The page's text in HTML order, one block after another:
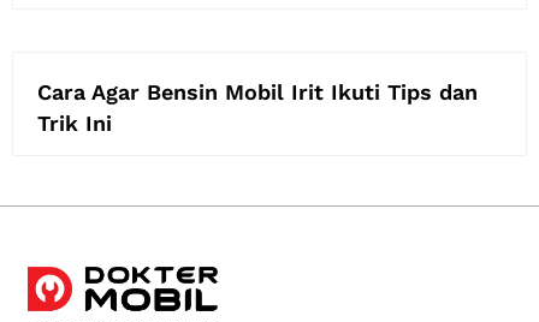
Cara Agar Bensin Mobil Irit Ikuti Tips dan
Trik Ini